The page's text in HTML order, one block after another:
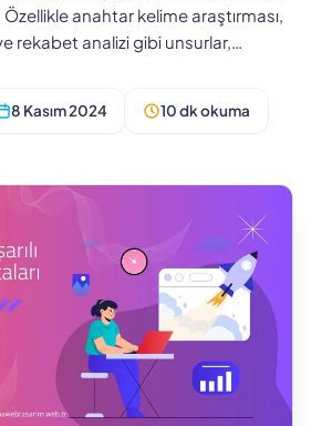
anahtar kelime araştırması,
rekabet analizi gibi unsurlar,
8 Kasım 2024 10 dk okuma